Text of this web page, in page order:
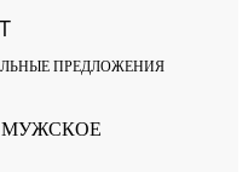
ПРЕДЛОЖЕНИЯ
МУЖСКОЕ